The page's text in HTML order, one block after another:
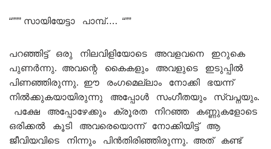
“””” സായിയേട്ടാ പാമ്പ്…. “””
പറഞ്ഞിട്ട് ഒരു നിലവിളിയോടെ അവളവനെ ഇറുകെ
പുണർന്നു. അവന്റെ കൈകളും അവളുടെ ഇടുപ്പിൽ
പിണഞ്ഞിരുന്നു. ഈ രംഗമെല്ലാം നോക്കി ഭയന്ന്
നിൽക്കുകയായിരുന്നു അപ്പോൾ സംഗീതയും സ്വപ്നയും.
പക്ഷേ അപ്പോഴേക്കും ക്രൂരത നിറഞ്ഞ കണ്ണുകളോടെ
ഒരിക്കൽ കൂടി അവരെയൊന്ന് നോക്കിയിട്ട് ആ
ജീവിയവിടെ നിന്നും പിൻതിരിഞ്ഞിരുന്നു. അത് കണ്ട്